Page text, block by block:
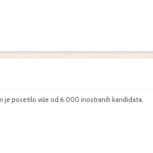
je posetilo više od 6.000 inostranih kandidata,